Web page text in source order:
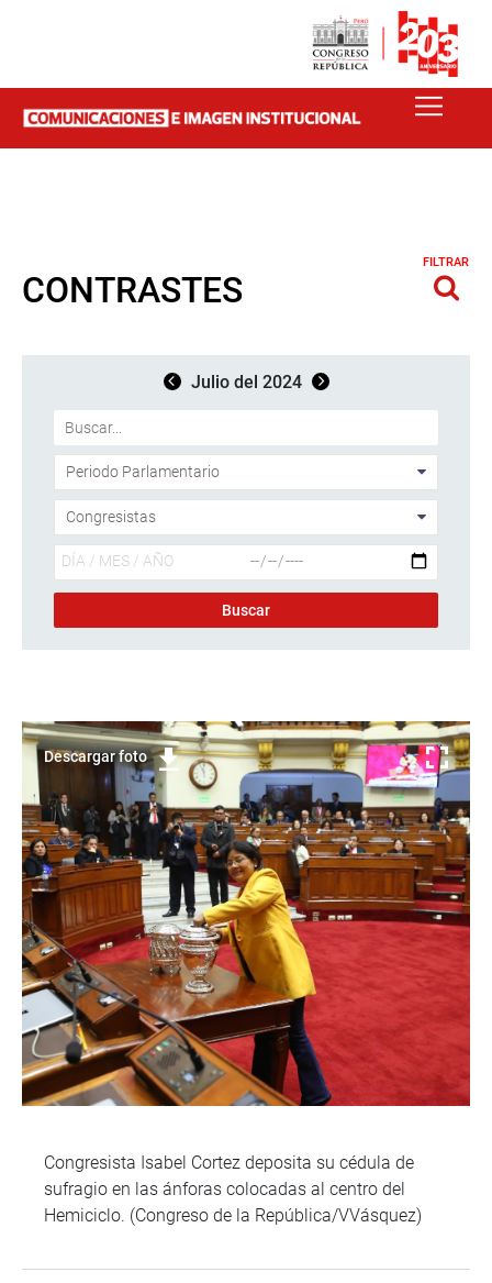
CONTRASTES
FILTRAR
Julio del 2024
Descargar foto
Congresista Isabel Cortez deposita su cédula de
sufragio en las ánforas colocadas al centro del
Hemiciclo. (Congreso de la República/VVásquez)